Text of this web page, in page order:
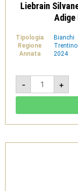
Liebrain
Adige
Tipologia
Bianchi
Regione
Annata
2024
-
Liebrain
Silvaner
Valle
Isarco
Alto
-
+